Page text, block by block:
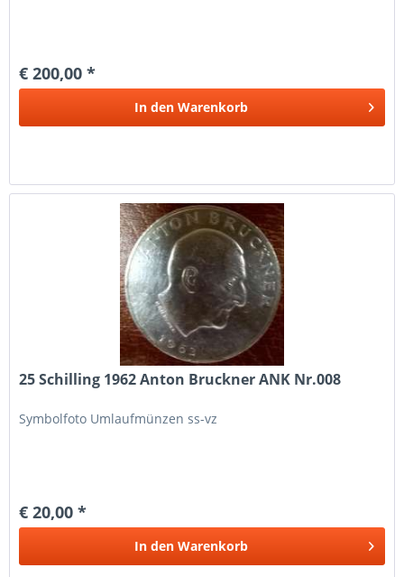
€ 200,00 *
In den Warenkorb
25 Schilling 1962 Anton Bruckner ANK Nr.008
Symbolfoto Umlaufmünzen ss-vz
€ 20,00 *
In den Warenkorb